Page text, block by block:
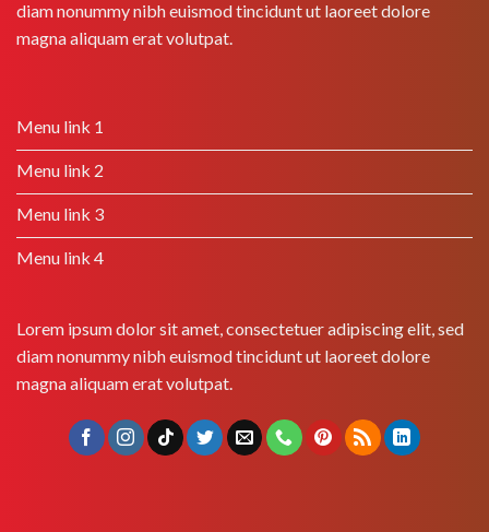
diam nonummy nibh euismod tincidunt ut laoreet dolore
magna aliquam erat volutpat.
Menu link 1
Menu link 2
Menu link 3
Menu link 4
Lorem ipsum dolor sit amet, consectetuer adipiscing elit, sed
diam nonummy nibh euismod tincidunt ut laoreet dolore
magna aliquam erat volutpat.